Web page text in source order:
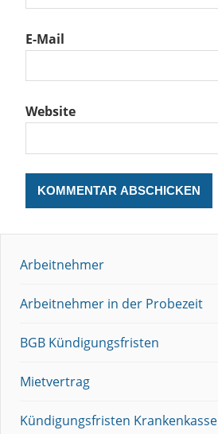
E-Mail
Website
Arbeitnehmer
Arbeitnehmer in der Probezeit
BGB Kündigungsfristen
Mietvertrag
Kündigungsfristen Krankenkasse